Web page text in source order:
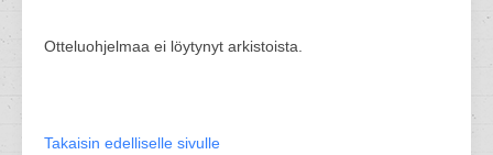
Otteluohjelmaa ei löytynyt arkistoista.
Takaisin edelliselle sivulle